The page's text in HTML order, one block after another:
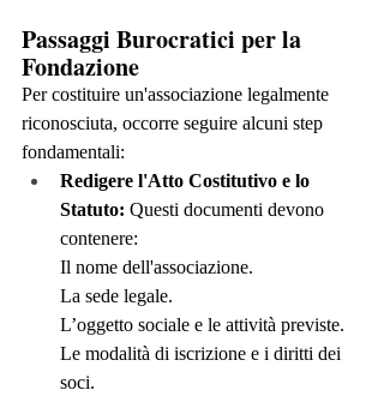
Passaggi Burocratici per la
Fondazione
Per costituire un'associazione legalmente
riconosciuta, occorre seguire alcuni step
fondamentali:
Redigere l'Atto Costitutivo e lo
Statuto: Questi documenti devono
contenere:
Il nome dell'associazione.
La sede legale.
L’oggetto sociale e le attività previste.
Le modalità di iscrizione e i diritti dei
soci.